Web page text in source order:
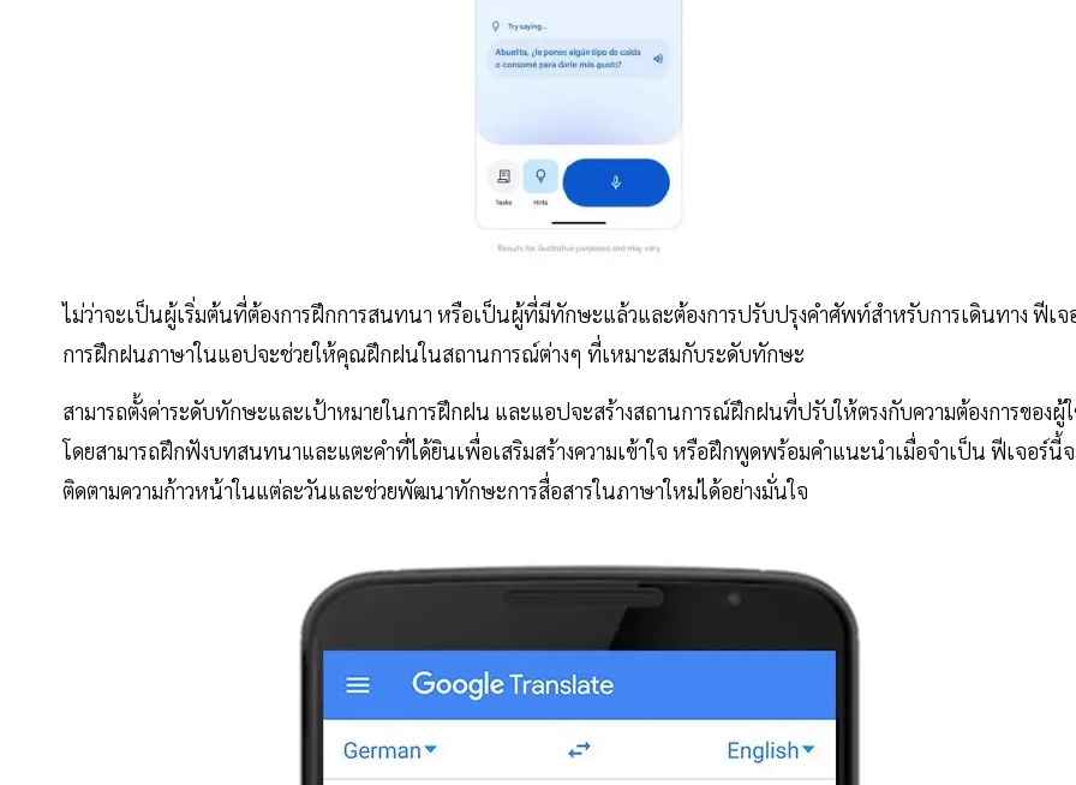
ไม่ว่าจะเป็นผู้เริ่มต้นที่ต้องการฝึกการสนทนา หรือเป็นผู้ที่มีทักษะแล้วและต้องการปรับปรุงคำศัพท์สำหรับการเดินทาง ฟีเจ
การฝึกฝนภาษาในแอปจะช่วยให้คุณฝึกฝนในสถานการณ์ต่างๆ ที่เหมาะสมกับระดับทักษะ
สามารถตั้งค่าระดับทักษะและเป้าหมายในการฝึกฝน และแอปจะสร้างสถานการณ์ฝึกฝนที่ปรับให้ตรงกับความต้องการของผู้
โดยสามารถฝึกฟังบทสนทนาและแตะคำที่ได้ยินเพื่อเสริมสร้างความเข้าใจ หรือฝึกพูดพร้อมคำแนะนำเมื่อจำเป็น ฟีเจอร์นี้
ติดตามความก้าวหน้าในแต่ละวันและช่วยพัฒนาทักษะการสื่อสารในภาษาใหม่ได้อย่างมั่นใจ